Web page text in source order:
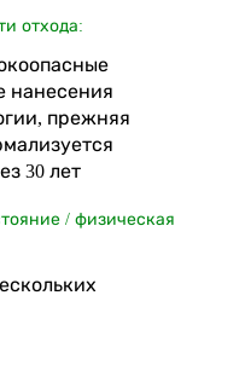
отхода:
нанесения
прежняя
30 лет
/ физическая